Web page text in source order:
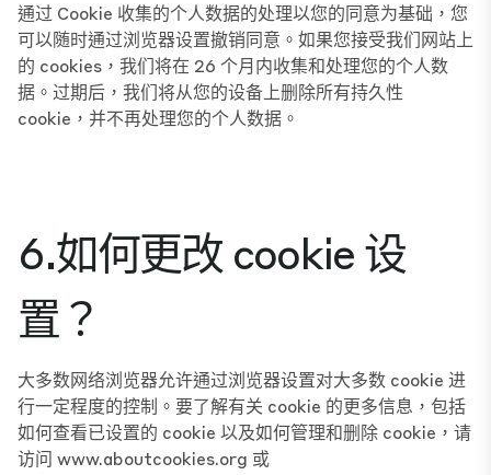
通过 Cookie 收集的个人数据的处理以您的同意为基础，您
可以随时通过浏览器设置撤销同意。如果您接受我们网站上
的 cookies，我们将在 26 个月内收集和处理您的个人数
据。过期后，我们将从您的设备上删除所有持久性
cookie，并不再处理您的个人数据。
6.如何更改 cookie 设
置？
大多数网络浏览器允许通过浏览器设置对大多数 cookie 进
行一定程度的控制。要了解有关 cookie 的更多信息，包括
如何查看已设置的 cookie 以及如何管理和删除 cookie，请
访问 www.aboutcookies.org 或